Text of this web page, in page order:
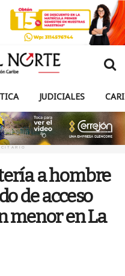
JUDICIALES
a hombre
de acceso
menor en La